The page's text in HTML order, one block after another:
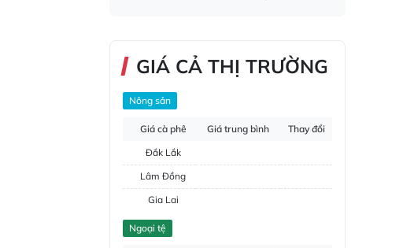
GIÁ CẢ THỊ TRƯỜNG
Nông sản
Giá cà phê Giá trung bình
Thay đổi
Đắk Lắk
Lâm Đồng
Gia Lai
Đắk Nông
Ngoại tệ